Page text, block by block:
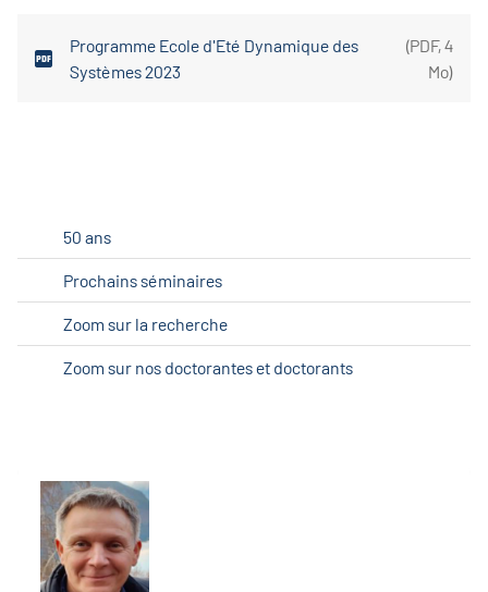
Programme Ecole d'Eté Dynamique des
Systèmes 2023
(PDF,4
Mo)
50 ans
Prochains séminaires
Zoom sur la recherche
Zoom sur nos doctorantes et doctorants